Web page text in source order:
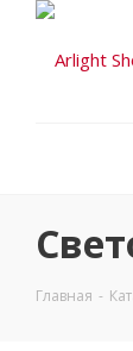
Главная -